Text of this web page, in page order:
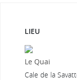
LIEU
Le Quai
Cale de la